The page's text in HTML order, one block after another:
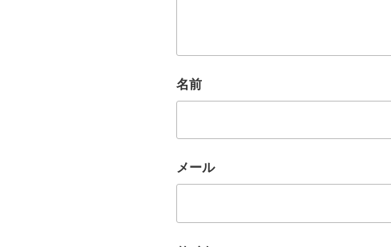
名前
メール